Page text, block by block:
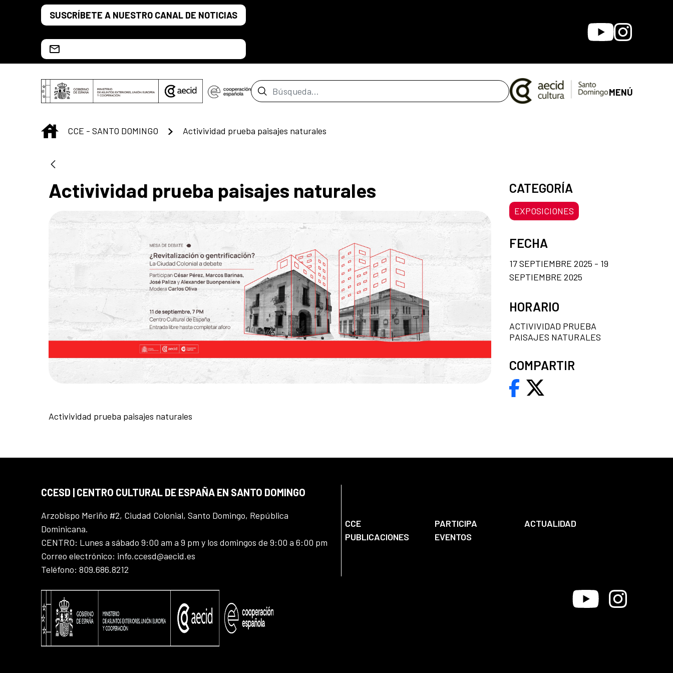
Saltar al contenido principal
SUSCRÍBETE A NUESTRO CANAL DE NOTICIAS
YoutubeInstagram
Barra de búsqueda MENÚ
INICIO
CCE - SANTO DOMINGO Activividad prueba paisajes naturales
Activividad prueba paisajes naturales
Activividad prueba paisajes naturales
CATEGORÍA
EXPOSICIONES
FECHA
17 SEPTIEMBRE 2025 - 19
SEPTIEMBRE 2025
HORARIO
ACTIVIVIDAD PRUEBA
PAISAJES NATURALES
COMPARTIR
CCESD | CENTRO CULTURAL DE ESPAÑA EN SANTO DOMINGO
Arzobispo Meriño #2, Ciudad Colonial, Santo Domingo, República
Dominicana.
CENTRO: Lunes a sábado 9:00 am a 9 pm y los domingos de 9:00 a 6:00 pm
Correo electrónico: info.ccesd@aecid.es
Teléfono: 809.686.8212
CCE PARTICIPA
ACTUALIDAD
PUBLICACIONES
EVENTOS
Youtube Instagram